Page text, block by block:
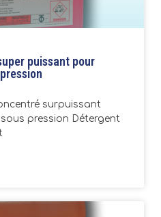
puissant pour
surpuissant
pression Détergent